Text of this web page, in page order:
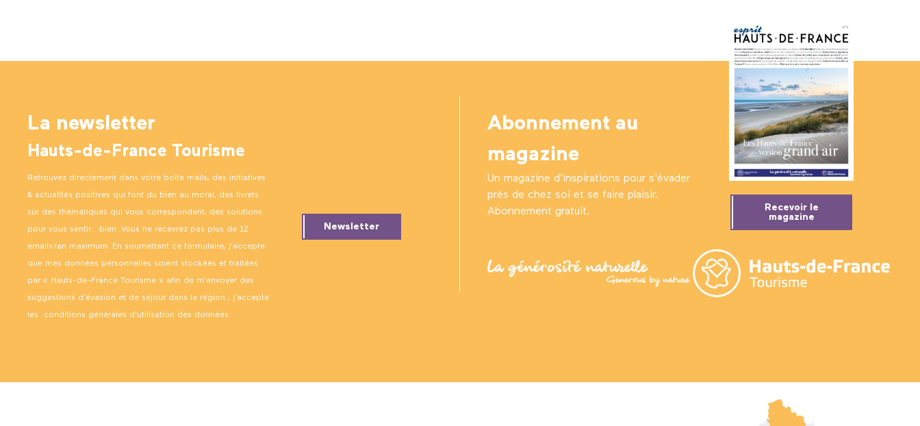
La newsletter
Hauts-de-France Tourisme
Retrouvez directement dans votre boîte mails, des initiatives
& actualités positives qui font du bien au moral, des livrets
sur des thématiques qui vous correspondent, des solutions
pour vous sentir… bien. Vous ne recevrez pas plus de 12
emails/an maximum. En soumettant ce formulaire, j’accepte
que mes données personnelles soient stockées et traitées
par « Hauts-de-France Tourisme » afin de m’envoyer des
suggestions d’évasion et de séjour dans la région ; j’accepte
les conditions générales d’utilisation des données.
Newsletter
Abonnement au
magazine
Un magazine d’inspirations pour s'évader
près de chez soi et se faire plaisir.
Abonnement gratuit.
Recevoir le
magazine